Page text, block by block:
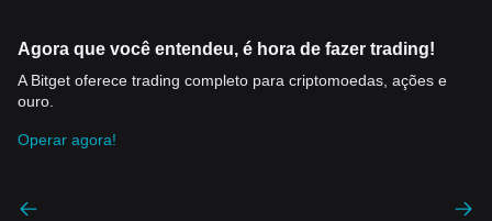
Agora que você entendeu, é hora de fazer trading!
A Bitget oferece trading completo para criptomoedas, ações e
ouro.
Operar agora!